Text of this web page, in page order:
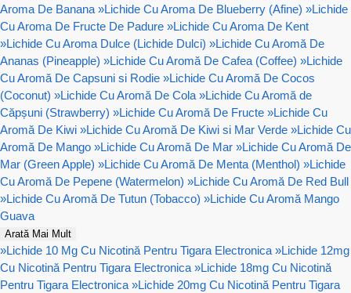
Aroma De Banana »Lichide Cu Aroma De Blueberry (Afine) »Lichide
Cu Aroma De Fructe De Padure »Lichide Cu Aroma De Kent
»Lichide Cu Aroma Dulce (Lichide Dulci) »Lichide Cu Aromă De
Ananas (Pineapple) »Lichide Cu Aromă De Cafea (Coffee) »Lichide
Cu Aromă De Capsuni si Rodie »Lichide Cu Aromă De Cocos
(Coconut) »Lichide Cu Aromă De Cola »Lichide Cu Aromă de
Căpșuni (Strawberry) »Lichide Cu Aromă De Fructe »Lichide Cu
Aromă De Kiwi »Lichide Cu Aromă De Kiwi si Mar Verde »Lichide Cu
Aromă De Mango »Lichide Cu Aromă De Mar »Lichide Cu Aromă De
Mar (Green Apple) »Lichide Cu Aromă De Menta (Menthol) »Lichide
Cu Aromă De Pepene (Watermelon) »Lichide Cu Aromă De Red Bull
»Lichide Cu Aromă De Tutun (Tobacco) »Lichide Cu Aromă Mango
Guava
Arată Mai Mult
»Lichide 10 Mg Cu Nicotină Pentru Tigara Electronica »Lichide 12mg
Cu Nicotină Pentru Tigara Electronica »Lichide 18mg Cu Nicotină
Pentru Tigara Electronica »Lichide 20mg Cu Nicotină Pentru Tigara